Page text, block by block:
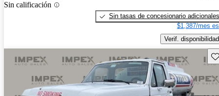
Sin calificación
Sin tasas de concesionario adicionales
$1,387/mes
Verif. disponibilidad